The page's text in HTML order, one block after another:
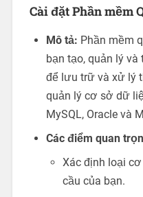
Cài đặt Phần mềm
Mô tả: Phần mềm
bạn tạo, quản lý
để lưu trữ và xử lý
quản lý cơ sở dữ
MySQL, Oracle và
Các điểm quan
Xác định loại
cầu của bạn.